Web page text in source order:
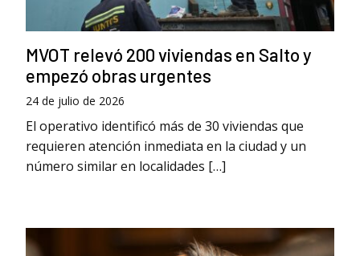
MVOT relevó 200 viviendas en Salto y
empezó obras urgentes
24 de julio de 2026
El operativo identificó más de 30 viviendas que
requieren atención inmediata en la ciudad y un
número similar en localidades […]